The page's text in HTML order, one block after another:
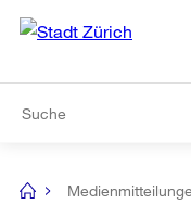
Navigation
[no